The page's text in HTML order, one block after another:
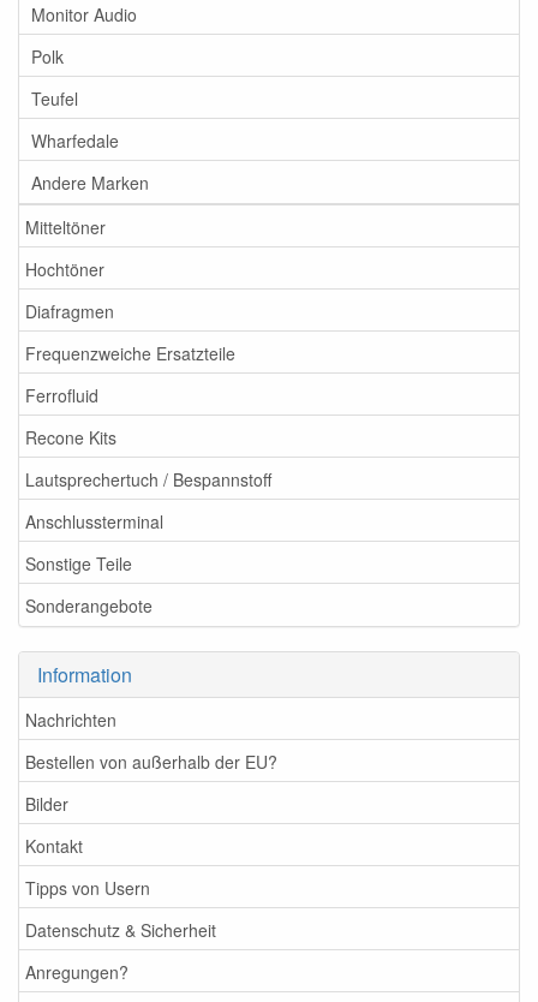
Monitor Audio
Polk
Teufel
Wharfedale
Andere Marken
Mitteltöner
Hochtöner
Diafragmen
Frequenzweiche Ersatzteile
Ferrofluid
Recone Kits
Lautsprechertuch / Bespannstoff
Anschlussterminal
Sonstige Teile
Sonderangebote
Information
Nachrichten
Bestellen von außerhalb der EU?
Bilder
Kontakt
Tipps von Usern
Datenschutz & Sicherheit
Anregungen?